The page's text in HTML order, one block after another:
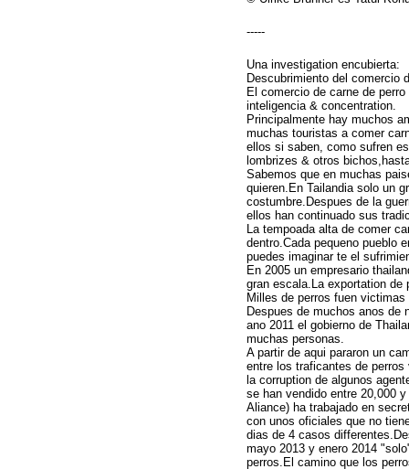
-----
Una investigation encubierta:
Descubrimiento del comercio
El comercio de carne de
inteligencia & concentration.
Principalmente hay muchos
muchas touristas a comer
ellos si saben, como sufren
lombrizes & otros
Sabemos que en muchas
quieren.En Tailandia solo un
costumbre.Despues de la
ellos han continuado sus
La tempoada alta de comer
dentro.Cada pequeno pueblo
puedes imaginar te el
En 2005 un empresario
gran escala.La exportation de
Milles de perros fuen
Despues de muchos anos de
ano 2011 el gobierno de
muchas personas.
A partir de aqui pararon un
entre los traficantes de
la corruption de algunos
se han vendido entre 20,000
Aliance) ha trabajado en
con unos oficiales que no
dias de 4 casos
mayo 2013 y enero 2014
perros.El camino que los